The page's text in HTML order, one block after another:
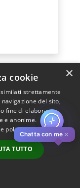
n.65
-
alla
2.b
di
Chatta con me ✕
×
cookie
strettamente
del sito,
fine di elaborare
e anonime.
policy al seguentelink
TUTTO